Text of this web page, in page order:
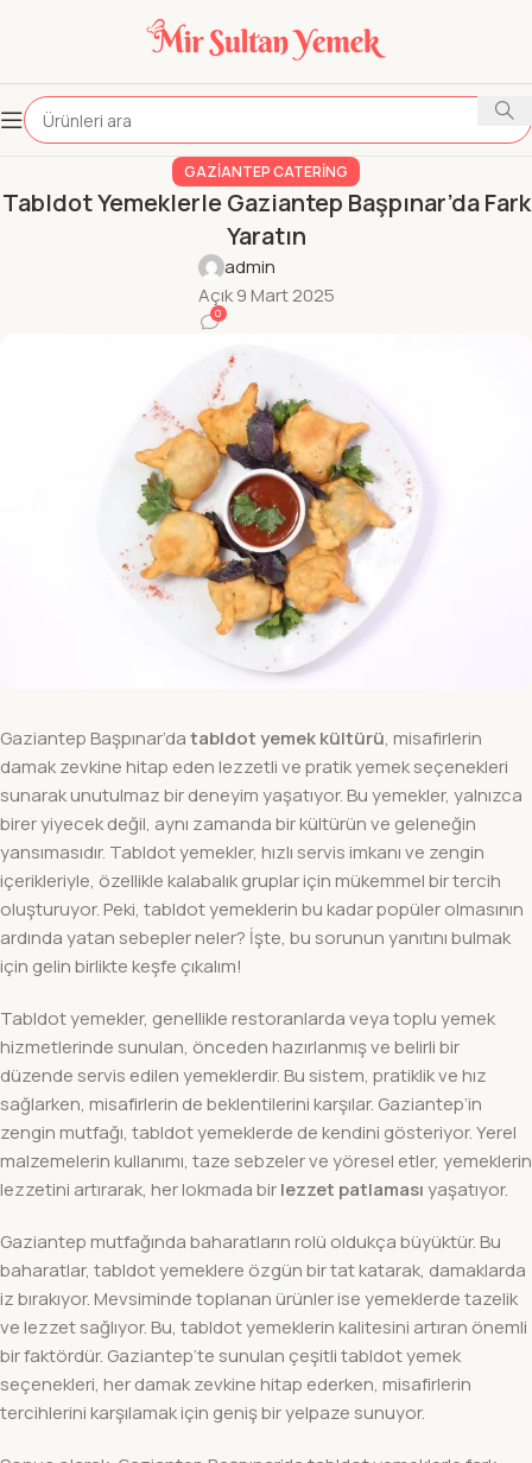
GAZIANTEP CATERING
Tabldot Yemeklerle Gaziantep Başpınar’da Fark
Yaratın
admin
Açık 9 Mart 2025
0
Gaziantep Başpınar’databldot yemek kültürü, misafirlerin
damak zevkine hitap eden lezzetli ve pratik yemek seçenekleri
sunarak unutulmaz bir deneyim yaşatıyor. Bu yemekler, yalnızca
birer yiyecek değil, aynı zamanda bir kültürün ve geleneğin
yansımasıdır. Tabldot yemekler, hızlı servis imkanı ve zengin
içerikleriyle, özellikle kalabalık gruplar için mükemmel bir tercih
oluşturuyor. Peki, tabldot yemeklerin bu kadar popüler olmasının
ardında yatan sebepler neler? İşte, bu sorunun yanıtını bulmak
için gelin birlikte keşfe çıkalım!
Tabldot yemekler, genellikle restoranlarda veya toplu yemek
hizmetlerinde sunulan, önceden hazırlanmış ve belirli bir
düzende servis edilen yemeklerdir. Bu sistem, pratiklik ve hız
sağlarken, misafirlerin de beklentilerini karşılar. Gaziantep’in
zengin mutfağı, tabldot yemeklerde de kendini gösteriyor. Yerel
malzemelerin kullanımı, taze sebzeler ve yöresel etler, yemeklerin
lezzetini artırarak, her lokmada birlezzet patlamasıyaşatıyor.
Gaziantep mutfağında baharatların rolü oldukça büyüktür. Bu
baharatlar, tabldot yemeklere özgün bir tat katarak, damaklarda
iz bırakıyor. Mevsiminde toplanan ürünler ise yemeklerde tazelik
ve lezzet sağlıyor. Bu, tabldot yemeklerin kalitesini artıran önemli
bir faktördür. Gaziantep’te sunulan çeşitli tabldot yemek
seçenekleri, her damak zevkine hitap ederken, misafirlerin
tercihlerini karşılamak için geniş bir yelpaze sunuyor.